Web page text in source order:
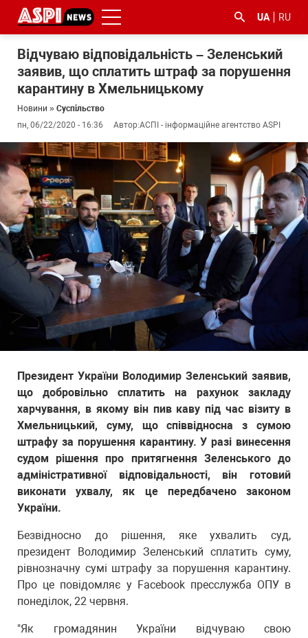
UA RU
Відчуваю відповідальність – Зеленський
заявив, що сплатить штраф за порушення
карантину в Хмельницькому
Новини » Суспільство
пн, 06/22/2020 - 16:36
Автор:АСПІ - інформаційне агентство ASPI
Президент України Володимир Зеленський заявив,
що добровільно сплатить на рахунок закладу
харчування, в якому він пив каву під час візиту в
Хмельницький, суму, що співвідносна з сумою
штрафу за порушення карантину. У разі винесення
судом рішення про притягнення Зеленського до
адміністративної відповідальності, він готовий
виконати ухвалу, як це передбачено законом
України.
Безвідносно до рішення, яке ухвалить суд,
президент Володимир Зеленський сплатить суму,
рівнозначну сумі штрафу за порушення карантину.
Про це повідомляє у Facebook пресслужба ОПУ в
понеділок, 22 червня.
"Як громадянин України відчуваю свою
#ООС
#боротьба
з
корупцією
#ДФС #Київ #коронавірус